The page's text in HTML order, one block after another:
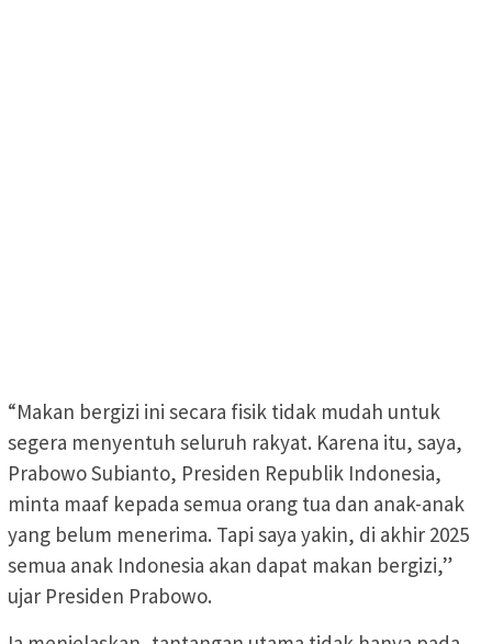
“Makan bergizi ini secara fisik tidak mudah untuk
segera menyentuh seluruh rakyat. Karena itu, saya,
Prabowo Subianto, Presiden Republik Indonesia,
minta maaf kepada semua orang tua dan anak-anak
yang belum menerima. Tapi saya yakin, di akhir 2025
semua anak Indonesia akan dapat makan bergizi,”
ujar Presiden Prabowo.